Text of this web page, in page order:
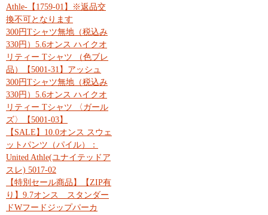
Athle-【1759-01】※返品交
換不可となります
300円Tシャツ無地（税込み
330円）5.6オンス ハイクオ
リティー Tシャツ （色ブレ
品）【5001-31】アッシュ
300円Tシャツ無地（税込み
330円）5.6オンス ハイクオ
リティー Tシャツ 〈ガール
ズ〉【5001-03】
【SALE】10.0オンス スウェ
ットパンツ（パイル）：
United Athle(ユナイテッドア
スレ) 5017-02
【特別セール商品】【ZIP有
り】9.7オンス スタンダー
ドWフードジップパーカ